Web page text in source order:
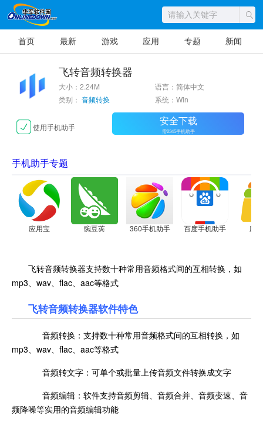
首页 最新 游戏 应用 专题 新闻
飞转音频转换器
大小：2.24M
语言：简体中文
类别： 音频转换 系统：Win
使用手机助手 安全下载
需2345手机助手
手机助手专题
应用宝 豌豆荚 360手机助手 百度手机助手 应
飞转音频转换器支持数十种常用音频格式间的互相转换，如
mp3、wav、flac、aac等格式
飞转音频转换器软件特色
音频转换：支持数十种常用音频格式间的互相转换，如
mp3、wav、flac、aac等格式
音频转文字：可单个或批量上传音频文件转换成文字
音频编辑：软件支持音频剪辑、音频合并、音频变速、音
频降噪等实用的音频编辑功能